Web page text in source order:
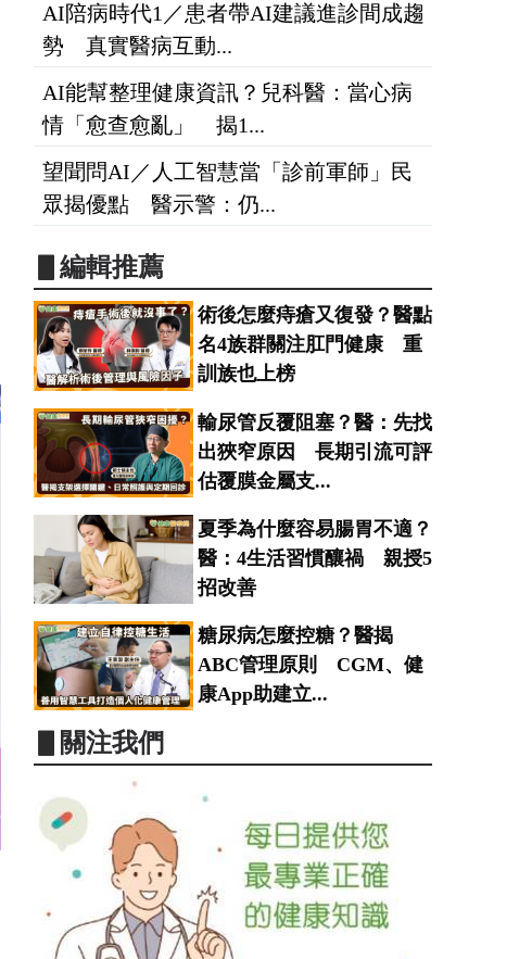
AI陪病時代1／患者帶AI建議進診間成趨
勢 真實醫病互動...
AI能幫整理健康資訊？兒科醫：當心病
情「愈查愈亂」 揭1...
望聞問AI／人工智慧當「診前軍師」民
眾揭優點 醫示警：仍...
▋編輯推薦
術後怎麼痔瘡又復發？醫點
名4族群關注肛門健康 重
訓族也上榜
輸尿管反覆阻塞？醫：先找
出狹窄原因 長期引流可評
估覆膜金屬支...
夏季為什麼容易腸胃不適？
醫：4生活習慣釀禍 親授5
招改善
糖尿病怎麼控糖？醫揭
ABC管理原則 CGM、健
康App助建立...
▋關注我們